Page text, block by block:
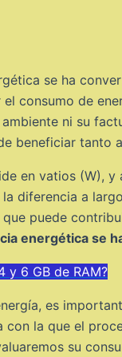
se ha
consumo de
ni su
beneficiar tanto
en vatios (W),
diferencia a
puede
energética se
y 6 GB de RAM?
es
la que el
su